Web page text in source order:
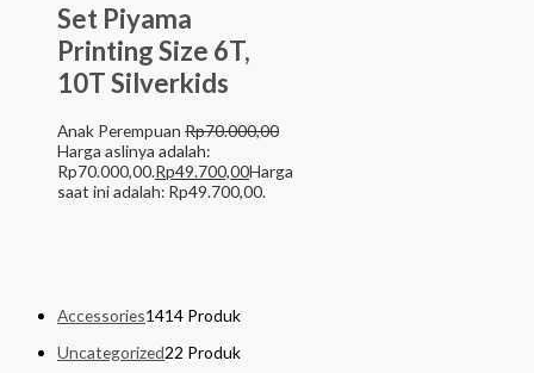
Accessories1414 Produk
Uncategorized22 Produk
Set Piyama
Printing Size 6T,
10T Silverkids
Anak Perempuan Rp70.000,00
Harga aslinya adalah:
Rp70.000,00.Rp49.700,00Harga
saat ini adalah: Rp49.700,00.